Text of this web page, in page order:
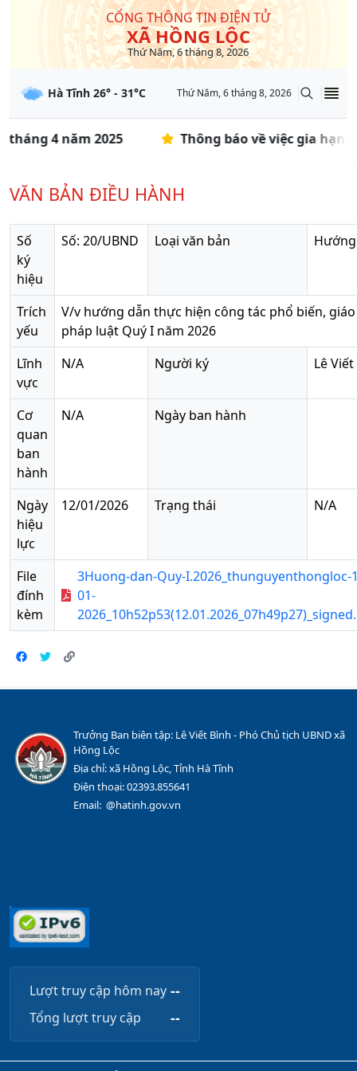
CỔNG THÔNG TIN ĐIỆN TỬ
XÃ HỒNG LỘC
Thứ Năm, 6 tháng 8, 2026
Hà Tĩnh 26° - 31°C Thứ Năm, 6 tháng 8, 2026
4 năm 2025 Thông báo về việc gia hạn
VĂN BẢN ĐIỀU HÀNH
Số
ký
hiệu
Số: 20/UBND Loại văn bản
Trích
yếu
V/v hướng dẫn thực hiện công tác phổ biến,
pháp luật Quý I năm 2026
Lĩnh
vực
N/A Người ký Lê
Cơ
quan
ban
hành
N/A Ngày ban hành
Ngày
hiệu
lực
12/01/2026 Trạng thái N/A
File
đính
kèm
3Huong-dan-Quy-I.2026_thunguyenthongloc-
01-
Trưởng Ban biên tập: Lê Viết Bình - Phó Chủ tịch UBND xã
Hồng Lộc
Địa chỉ: xã Hồng Lộc, Tỉnh Hà Tĩnh
Điện thoại: 02393.855641
Email: @hatinh.gov.vn
Lượt truy cập hôm nay --
Tổng lượt truy cập --